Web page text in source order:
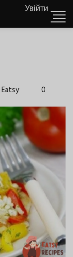
Увійти
Eatsy 0